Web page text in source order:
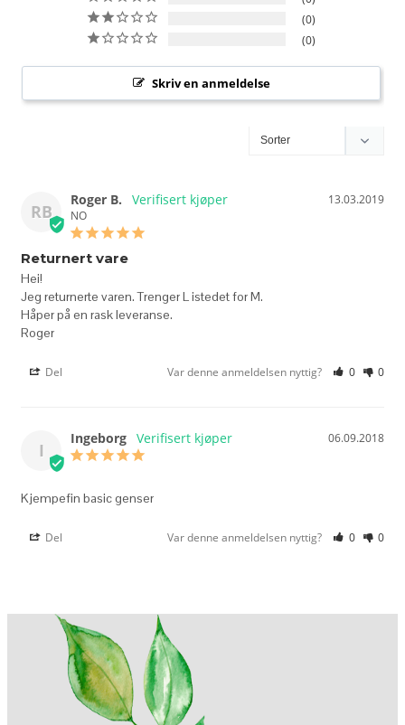
0
0
Skriv en anmeldelse
RB
13.03.2019
Roger B.
NO
Returnert vare
Hei!
Jeg returnerte varen. Trenger L istedet for M.
Håper på en rask leveranse.
Roger
Del Var denne anmeldelsen nyttig? 0 0
I
06.09.2018
Ingeborg
Kjempefin basic genser
Del Var denne anmeldelsen nyttig? 0 0